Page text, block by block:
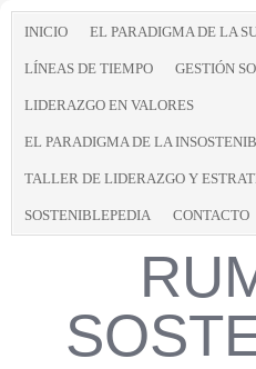
INICIO EL PARADIGMA DE LA
LÍNEAS DE TIEMPO GESTIÓN
LIDERAZGO EN VALORES
EL PARADIGMA DE LA
TALLER DE LIDERAZGO Y
SOSTENIBLEPEDIA CONTACTO